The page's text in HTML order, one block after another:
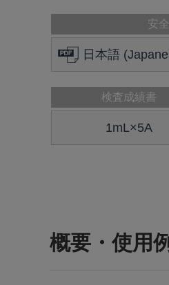
安
日本語
検査成績書
1mL×5A
概要・使用